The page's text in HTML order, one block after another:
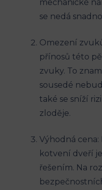
mechanické
se nedá
Omezení
přínosů této
zvuky. To
sousedé
také se sníží
zloděje.
Výhodná
kotvení dveří
řešením. Na